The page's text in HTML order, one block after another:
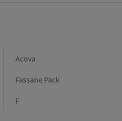
Marque
Acova
Gamme
Fassane Pack
Type
F